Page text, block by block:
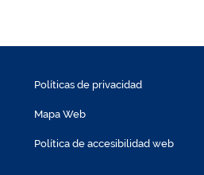
Políticas de privacidad
Mapa Web
Política de accesibilidad web